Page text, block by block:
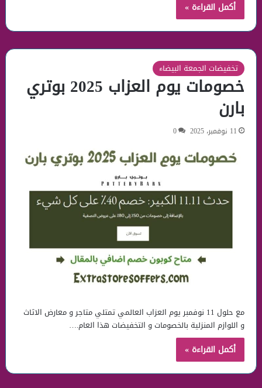
أكمل القراءة »
تخفيضات الجمعة البيضاء
خصومات يوم العزاب 2025 بوتري
بارن
11 نوفمبر، 2025 0
مع حلول 11 نوفمبر يوم العزاب العالمي تمتلي متاجر و معارض الاثاث
و اللوازم المنزلية بالخصومات و التخفيضات هذا العام.…
أكمل القراءة »